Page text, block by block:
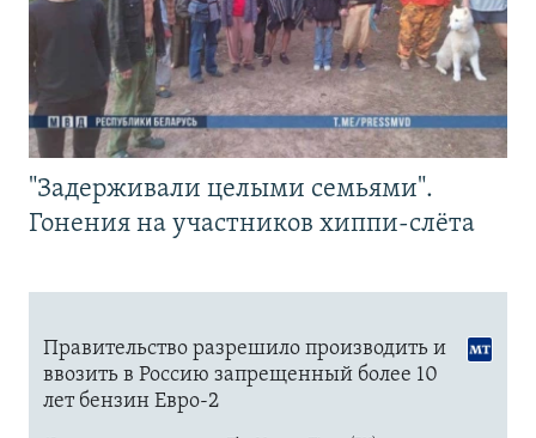
"Задерживали целыми семьями".
Гонения на участников хиппи-слёта